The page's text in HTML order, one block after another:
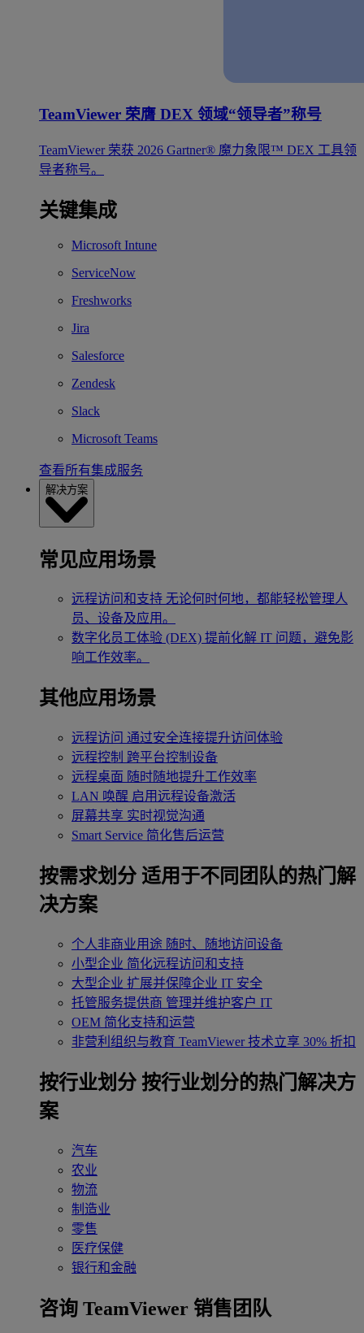
TeamViewer 荣膺 DEX 领域“领导者”称号
TeamViewer 荣获 2026 Gartner® 魔力象限™ DEX 工具领
导者称号。
关键集成
Microsoft Intune
ServiceNow
Freshworks
Jira
Salesforce
Zendesk
Slack
Microsoft Teams
查看所有集成服务
解决方案
常见应用场景
远程访问和支持 无论何时何地，都能轻松管理人
员、设备及应用。
数字化员工体验 (DEX) 提前化解 IT 问题，避免影
响工作效率。
其他应用场景
远程访问 通过安全连接提升访问体验
远程控制 跨平台控制设备
远程桌面 随时随地提升工作效率
LAN 唤醒 启用远程设备激活
屏幕共享 实时视觉沟通
Smart Service 简化售后运营
按需求划分 适用于不同团队的热门解
决方案
个人非商业用途 随时、随地访问设备
小型企业 简化远程访问和支持
大型企业 扩展并保障企业 IT 安全
托管服务提供商 管理并维护客户 IT
OEM 简化支持和运营
非营利组织与教育 TeamViewer 技术立享 30% 折扣
‌按行业划分 按行业划分的热门解决方
案
汽车
农业
物流
制造业
零售
医疗保健
银行和金融
咨询 TeamViewer 销售团队